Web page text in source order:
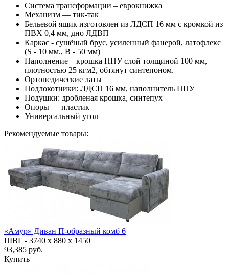
Система трансформации – еврокнижка
Механизм — тик-так
Бельевой ящик изготовлен из ЛДСП 16 мм с кромкой из
ПВХ 0,4 мм, дно ЛДВП
Каркас - сушёный брус, усиленный фанерой, латофлекс
(S - 10 мм., B - 50 мм)
Наполнение – крошка ППУ слой толщиной 100 мм,
плотностью 25 кгм2, обтянут синтепоном.
Ортопедические латы
Подлокотники: ЛДСП 16 мм, наполнитель ППУ
Подушки: дробленая крошка, синтепух
Опоры — пластик
Универсальный угол
Рекомендуемые товары:
«Амур» Диван П-образный комб 6
ШВГ - 3740 х 880 х 1450
93,385 руб.
Купить